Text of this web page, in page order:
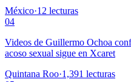
México·12 lecturas
04
Videos de Guillermo Ochoa
acoso sexual sigue en Xcaret
Quintana Roo·1,391 lecturas